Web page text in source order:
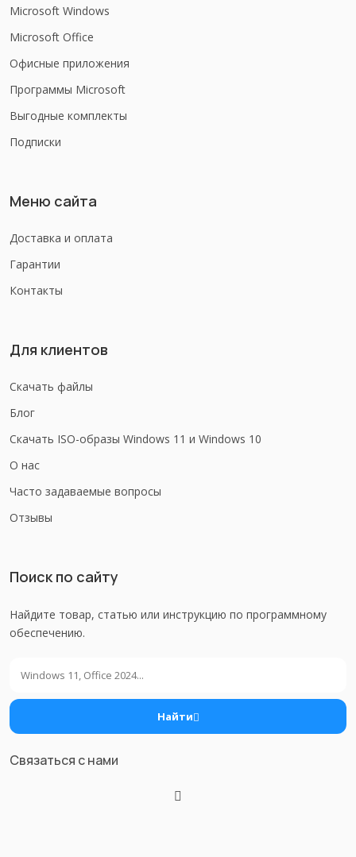
Microsoft Windows
Microsoft Office
Офисные приложения
Программы Microsoft
Выгодные комплекты
Подписки
Меню сайта
Доставка и оплата
Гарантии
Контакты
Для клиентов
Скачать файлы
Блог
Скачать ISO-образы Windows 11 и Windows 10
О нас
Часто задаваемые вопросы
Отзывы
Поиск по сайту
Найдите товар, статью или инструкцию по программному
обеспечению.
Найти
Связаться с нами